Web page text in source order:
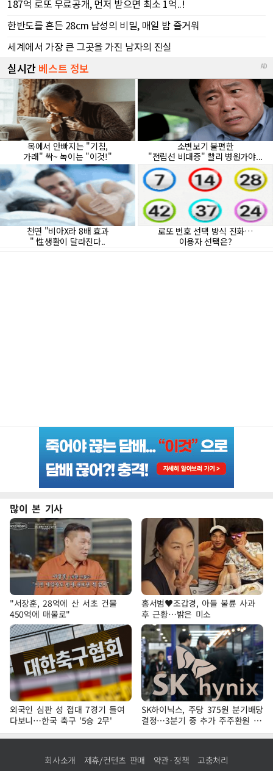
많이 본 기사
"서장훈, 28억에 산 서초 건물
450억에 매물로"
홍서범♥조갑경, 아들 불륜 사과
후 근황…밝은 미소
외국인 심판 성 접대 7경기 들여
다보니…한국 축구 '5승 2무'
SK하이닉스, 주당 375원 분기배당
결정…3분기 중 추가 주주환원 발
표
회사소개 제휴/컨텐츠 판매 약관·정책 고충처리